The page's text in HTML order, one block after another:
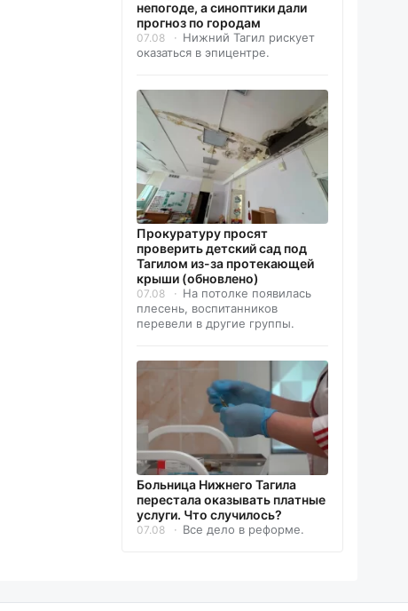
непогоде, а синоптики дали
прогноз по городам
07.08
Нижний Тагил рискует
оказаться в эпицентре.
Прокуратуру просят
проверить детский сад под
Тагилом из-за протекающей
крыши (обновлено)
07.08
На потолке появилась
плесень, воспитанников
перевели в другие группы.
Больница Нижнего Тагила
перестала оказывать платные
услуги. Что случилось?
07.08 Все дело в реформе.